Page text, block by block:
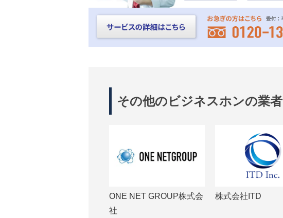
その他のビジネスホンの業者
ONE NET GROUP株式会
社
株式会社ITD